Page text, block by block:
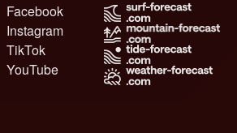
Facebook
Instagram
TikTok
YouTube